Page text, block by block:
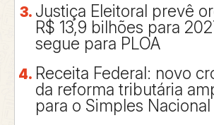
Justiça Eleitoral prevê
R$ 13,9 bilhões para
segue para PLOA
Receita Federal: novo
da reforma tributária
para o Simples Nacional